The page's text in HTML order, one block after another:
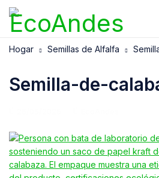
Hogar Semillas de Alfalfa
Semilla-de-